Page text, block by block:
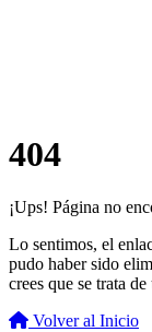
404
¡Ups! Página no
Lo sentimos, el
pudo haber sido
crees que se trata de
Volver al Inicio